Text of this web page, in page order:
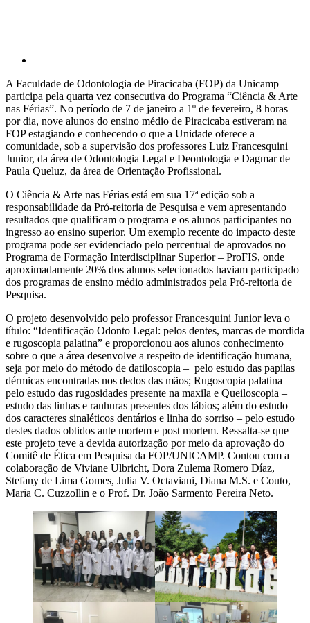
A Faculdade de Odontologia de Piracicaba (FOP) da Unicamp
participa pela quarta vez consecutiva do Programa “Ciência & Arte
nas Férias”. No período de 7 de janeiro a 1º de fevereiro, 8 horas
por dia, nove alunos do ensino médio de Piracicaba estiveram na
FOP estagiando e conhecendo o que a Unidade oferece a
comunidade, sob a supervisão dos professores Luiz Francesquini
Junior, da área de Odontologia Legal e Deontologia e Dagmar de
Paula Queluz, da área de Orientação Profissional.
O Ciência & Arte nas Férias está em sua 17ª edição sob a
responsabilidade da Pró-reitoria de Pesquisa e vem apresentando
resultados que qualificam o programa e os alunos participantes no
ingresso ao ensino superior. Um exemplo recente do impacto deste
programa pode ser evidenciado pelo percentual de aprovados no
Programa de Formação Interdisciplinar Superior – ProFIS, onde
aproximadamente 20% dos alunos selecionados haviam participado
dos programas de ensino médio administrados pela Pró-reitoria de
Pesquisa.
O projeto desenvolvido pelo professor Francesquini Junior leva o
título: “Identificação Odonto Legal: pelos dentes, marcas de mordida
e rugoscopia palatina” e proporcionou aos alunos conhecimento
sobre o que a área desenvolve a respeito de identificação humana,
seja por meio do método de datiloscopia – pelo estudo das papilas
dérmicas encontradas nos dedos das mãos; Rugoscopia palatina –
pelo estudo das rugosidades presente na maxila e Queiloscopia –
estudo das linhas e ranhuras presentes dos lábios; além do estudo
dos caracteres sinaléticos dentários e linha do sorriso – pelo estudo
destes dados obtidos ante mortem e post mortem. Ressalta-se que
este projeto teve a devida autorização por meio da aprovação do
Comitê de Ética em Pesquisa da FOP/UNICAMP. Contou com a
colaboração de Viviane Ulbricht, Dora Zulema Romero Díaz,
Stefany de Lima Gomes, Julia V. Octaviani, Diana M.S. e Couto,
Maria C. Cuzzollin e o Prof. Dr. João Sarmento Pereira Neto.